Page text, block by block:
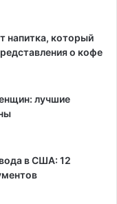
напитка, который
о кофе
лучшие
в США: 12